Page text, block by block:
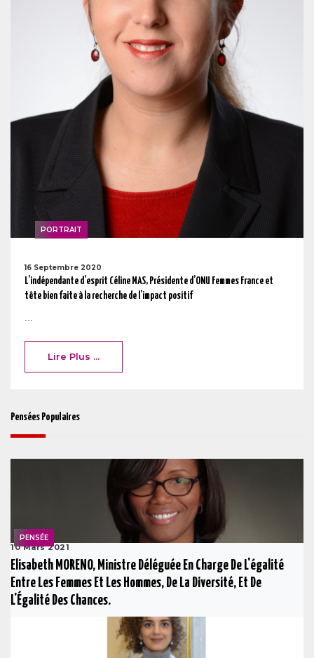
PORTRAIT
16 Septembre 2020
L’indépendante d’esprit Céline MAS, Présidente d’ONU Femmes France et
tête bien faite à la recherche de l’impact positif
...
Lire Plus ...
Pensées Populaires
PENSÉE
10 Mars 2021
Elisabeth MORENO, Ministre Déléguée En Charge De L'égalité
Entre Les Femmes Et Les Hommes, De La Diversité, Et De
L'Égalité Des Chances.